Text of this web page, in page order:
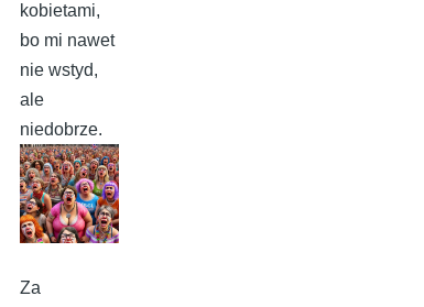
kobietami,
bo mi nawet
nie wstyd,
ale
niedobrze.
Za